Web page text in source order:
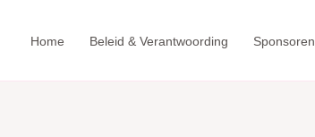
Home Beleid & Verantwoording Sponsoren